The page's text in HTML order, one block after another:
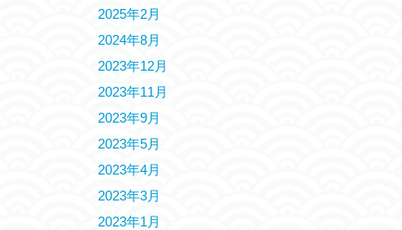
2025年2月
2024年8月
2023年12月
2023年11月
2023年9月
2023年5月
2023年4月
2023年3月
2023年1月